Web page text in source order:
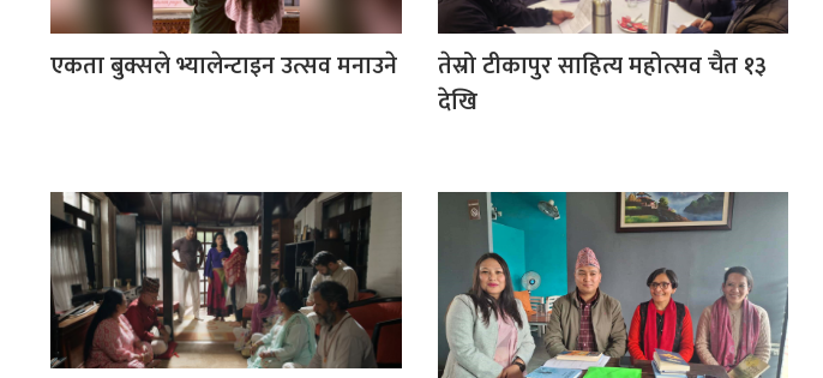
एकता बुक्सले भ्यालेन्टाइन उत्सव मनाउने
तेस्रो टीकापुर साहित्य महोत्सव चैत १३
देखि